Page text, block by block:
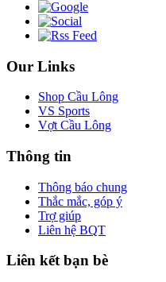
Our Links
Shop Cầu Lông
VS Sports
Vợt Cầu Lông
Thông tin
Thông báo chung
Thắc mắc, góp ý
Trợ giúp
Liên hệ BQT
Liên kết bạn bè